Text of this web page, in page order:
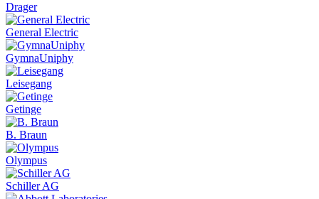
Drager
General Electric
GymnaUniphy
Leisegang
Getinge
B. Braun
Olympus
Schiller AG